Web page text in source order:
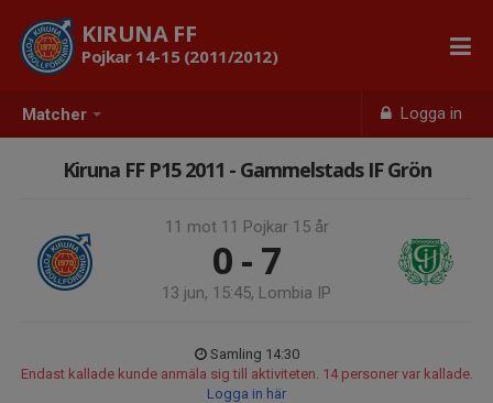
Matcher Logga in
KIRUNA FF
Pojkar 14-15 (2011/2012)
Kiruna FF P15 2011 - Gammelstads IF Grön
11 mot 11 Pojkar 15 år
0 - 7
13 jun, 15:45, Lombia IP
Samling 14:30
Endast kallade kunde anmäla sig till aktiviteten. 14 personer var kallade.
Logga in här